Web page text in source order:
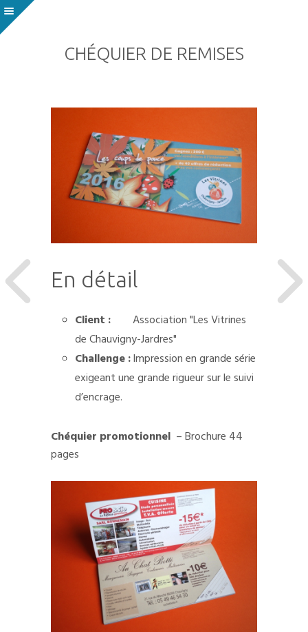
CHÉQUIER DE REMISES
En détail
Client :
Association "Les Vitrines
de Chauvigny-Jardres"
Challenge :Impression en grande série
exigeant une grande rigueur sur le suivi
d’encrage.
Chéquier promotionnel –Brochure 44
pages